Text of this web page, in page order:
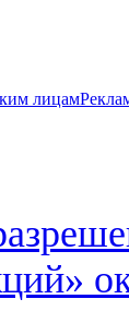
лицам